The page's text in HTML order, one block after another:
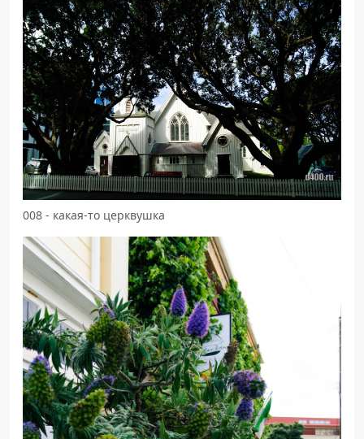
008 - какая-то церквушка